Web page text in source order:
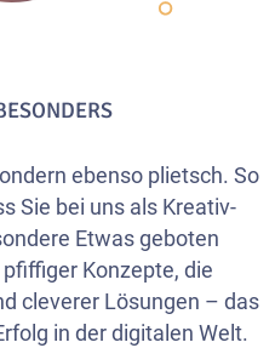
ebenso plietsch. So
Sie bei uns als Kreativ-
Etwas geboten
Konzepte, die
cleverer Lösungen – das
in der digitalen Welt.